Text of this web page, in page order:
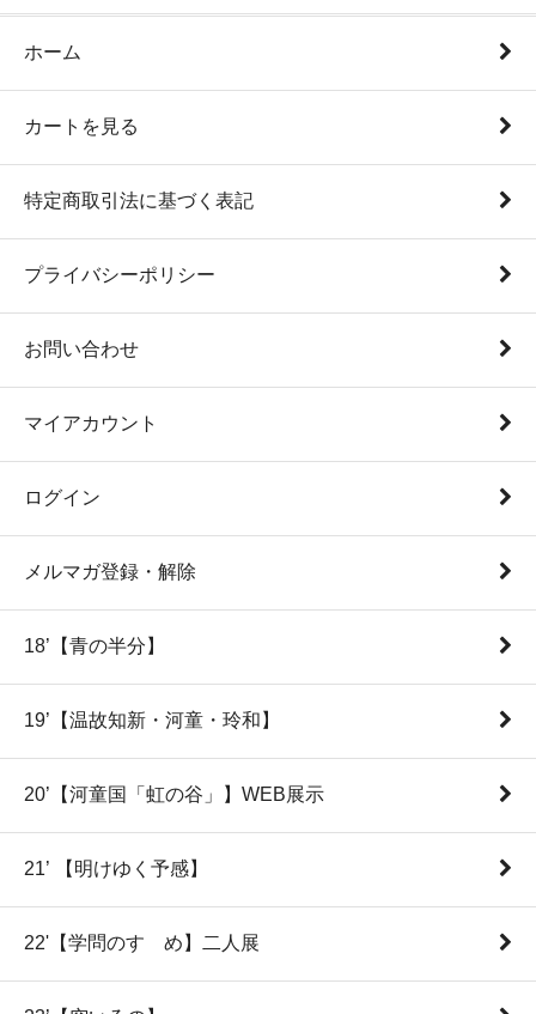
ホーム
カートを見る
特定商取引法に基づく表記
プライバシーポリシー
お問い合わせ
マイアカウント
ログイン
メルマガ登録・解除
18’【青の半分】
19’【温故知新・河童・玲和】
20’【河童国「虹の谷」】WEB展示
21’ 【明けゆく予感】
22'【学問のすゝめ】二人展